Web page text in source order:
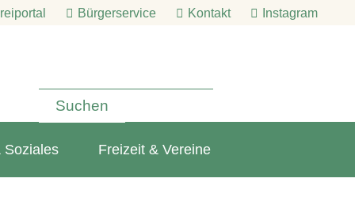
Bürgerservice Kontakt Instagram
Soziales Freizeit & Vereine